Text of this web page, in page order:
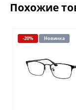
Похожие
-20% Новинка